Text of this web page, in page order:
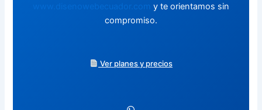
www.disenowebecuador.com y te orientamos sin
compromiso.
Ver planes y precios